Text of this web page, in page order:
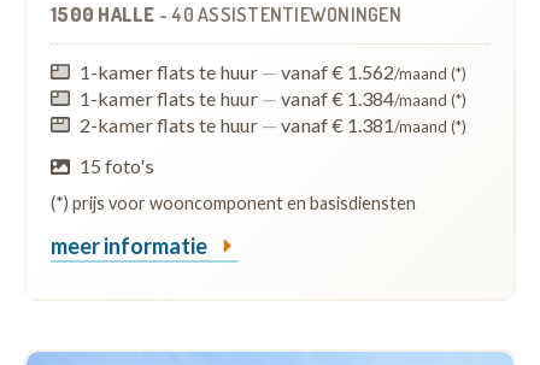
1500 HALLE -40 ASSISTENTIEWONINGEN
1-kamer flats te huur — vanaf € 1.562/maand (*)
1-kamer flats te huur — vanaf € 1.384/maand (*)
2-kamer flats te huur — vanaf € 1.381/maand (*)
15 foto's
(*) prijs voor wooncomponent en basisdiensten
meer informatie